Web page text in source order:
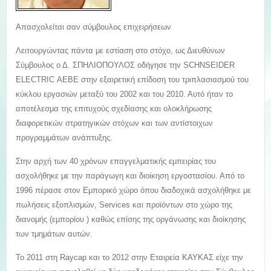
Aπασχολείται σαν σύμβουλος επιχειρήσεων
Λειτουργώντας πάντα με εστίαση στο στόχο, ως Διευθύνων
Σύμβουλος ο Δ. ΣΠΗΛΙΟΠΟΥΛΟΣ οδήγησε την SCHNSEIDER
ELECTRIC ΑΕΒΕ στην εξαιρετική επίδοση του τριπλασιασμού του
κύκλου εργασιών μεταξύ του 2002 και του 2010. Αυτό ήταν το
αποτέλεσμα της επιτυχούς σχεδίασης και ολοκλήρωσης
διαφορετικών στρατηγικών στόχων και των αντίστοιχων
προγραμμάτων ανάπτυξης.
Στην αρχή των 40 χρόνων επαγγελματικής εμπειρίας του
ασχολήθηκε με την παράγωγη και διοίκηση εργοστασίου. Από το
1996 πέρασε στον Εμπορικό χώρο όπου διαδοχικά ασχολήθηκε με
πωλήσεις εξοπλισμών, Services και προϊόντων στο χώρο της
διανομής (εμπορίου ) καθώς επίσης της οργάνωσης και διοίκησης
των τμημάτων αυτών.
Το 2011 στη Raycap και το 2012 στην Εταιρεία ΚΑΥΚΑΣ είχε την